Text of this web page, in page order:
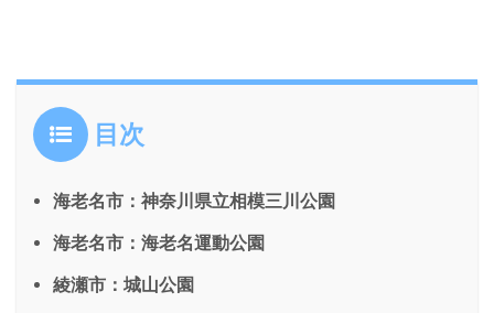
目次
海老名市：神奈川県立相模三川公園
海老名市：海老名運動公園
綾瀬市：城山公園